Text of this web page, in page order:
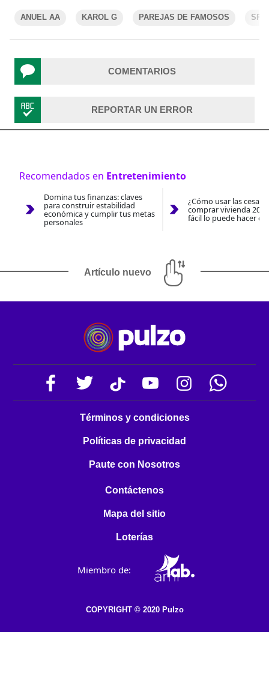
ANUEL AA KAROL G PAREJAS DE FAMOSOS
COMENTARIOS
REPORTAR UN ERROR
Recomendados en Entretenimiento
Domina tus finanzas: claves
para construir estabilidad
económica y cumplir tus metas
personales
¿Cómo usar las
comprar vivienda
fácil lo puede hacer
Artículo nuevo
Términos y condiciones
Políticas de privacidad
Paute con Nosotros
Contáctenos
Mapa del sitio
Loterías
Miembro de:
COPYRIGHT © 2020 Pulzo